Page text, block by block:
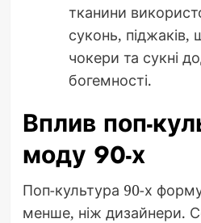
тканини
суконь, піджаків,
чокери та сукні
богемності.
Вплив поп-
моду 90-х
Поп-культура 90-х
менше, ніж дизайнери.